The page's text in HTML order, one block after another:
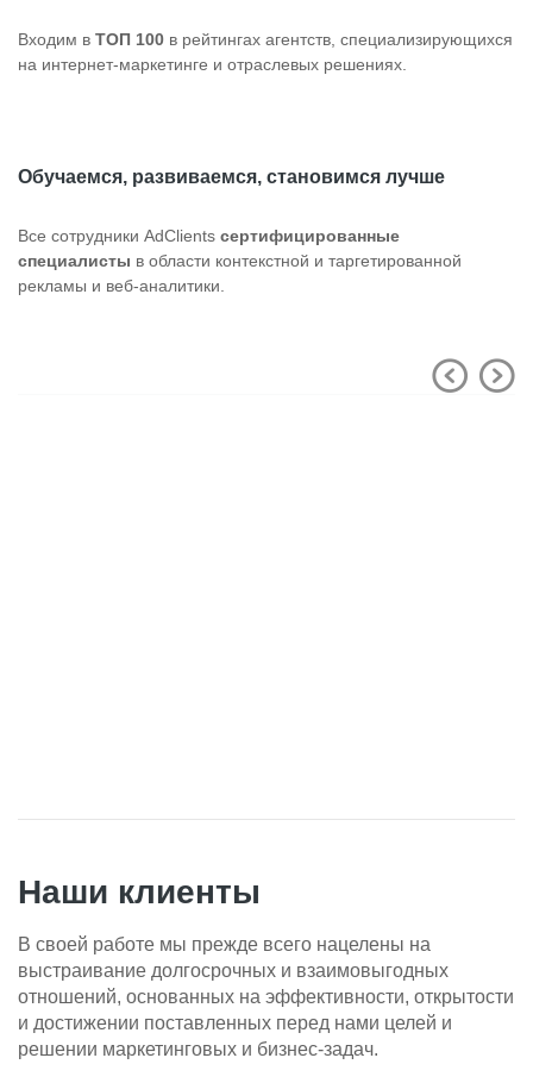
Входим в ТОП 100 в рейтингах агентств, специализирующихся
на интернет-маркетинге и отраслевых решениях.
Обучаемся, развиваемся, становимся лучше
Все сотрудники AdClients сертифицированные
специалисты в области контекстной и таргетированной
рекламы и веб-аналитики.
Наши клиенты
В своей работе мы прежде всего нацелены на
выстраивание долгосрочных и взаимовыгодных
отношений, основанных на эффективности, открытости
и достижении поставленных перед нами целей и
решении маркетинговых и бизнес-задач.